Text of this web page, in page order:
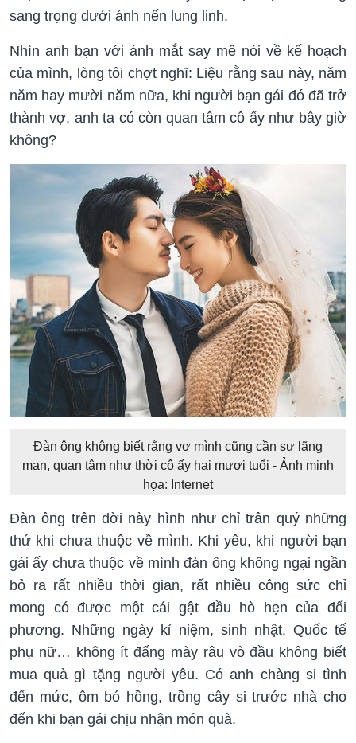
sang trọng dưới ánh nến lung linh.
Nhìn anh bạn với ánh mắt say mê nói về kế hoạch
của mình, lòng tôi chợt nghĩ: Liệu rằng sau này, năm
năm hay mười năm nữa, khi người bạn gái đó đã trở
thành vợ, anh ta có còn quan tâm cô ấy như bây giờ
không?
Đàn ông không biết rằng vợ mình cũng cần sự lãng
mạn, quan tâm như thời cô ấy hai mươi tuổi - Ảnh minh
họa: Internet
Đàn ông trên đời này hình như chỉ trân quý những
thứ khi chưa thuộc về mình. Khi yêu, khi người bạn
gái ấy chưa thuộc về mình đàn ông không ngại ngần
bỏ ra rất nhiều thời gian, rất nhiều công sức chỉ
mong có được một cái gật đầu hò hẹn của đối
phương. Những ngày kỉ niệm, sinh nhật, Quốc tế
phụ nữ… không ít đấng mày râu vò đầu không biết
mua quà gì tặng người yêu. Có anh chàng si tình
đến mức, ôm bó hồng, trồng cây si trước nhà cho
đến khi bạn gái chịu nhận món quà.